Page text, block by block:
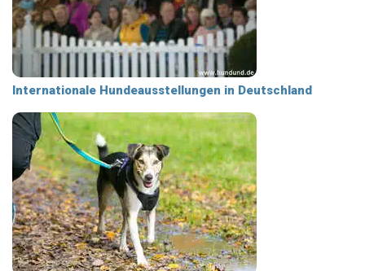
Internationale Hundeausstellungen in Deutschland